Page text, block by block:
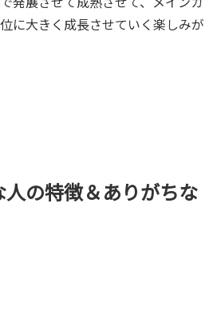
に大きく成長させていく楽しみが
の特徴＆ありがちな